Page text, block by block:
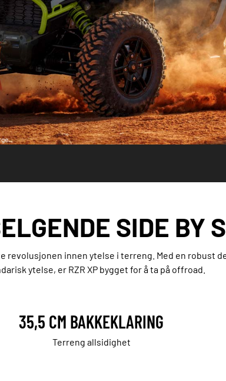
SIDE BY
revolusjonen innen ytelse i terreng. Med en robust
ytelse, er RZR XP bygget for å ta på offroad.
35,5 CM BAKKEKLARING
Terreng allsidighet